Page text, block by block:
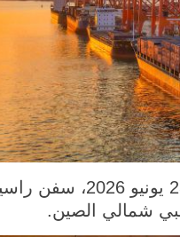
تانغشان 24 يونيو 2026
خبي شمالي الصين.